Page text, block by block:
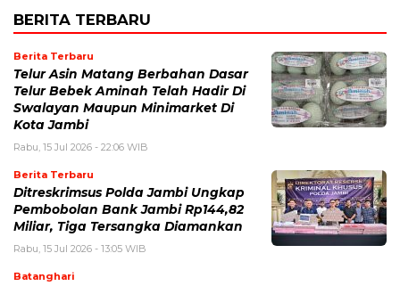
BERITA TERBARU
Berita Terbaru
Telur Asin Matang Berbahan Dasar
Telur Bebek Aminah Telah Hadir Di
Swalayan Maupun Minimarket Di
Kota Jambi
Rabu, 15 Jul 2026 - 22:06 WIB
Berita Terbaru
Ditreskrimsus Polda Jambi Ungkap
Pembobolan Bank Jambi Rp144,82
Miliar, Tiga Tersangka Diamankan
Rabu, 15 Jul 2026 - 13:05 WIB
Batanghari